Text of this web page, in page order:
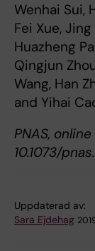
Wenhai Sui,
Fei Xue,
Huazheng
Qingjun
Wang, Han
and Yihai
PNAS,
10.1073/
Uppdaterad av:
Sara Ejdehag